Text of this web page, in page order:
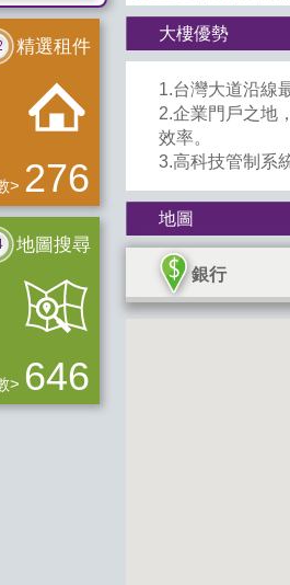
精選租件
> 276
地圖搜尋
> 646
大樓優勢
1.台灣大道沿線
2.企業門戶之地
效率。
3.高科技管制系
地圖
銀行